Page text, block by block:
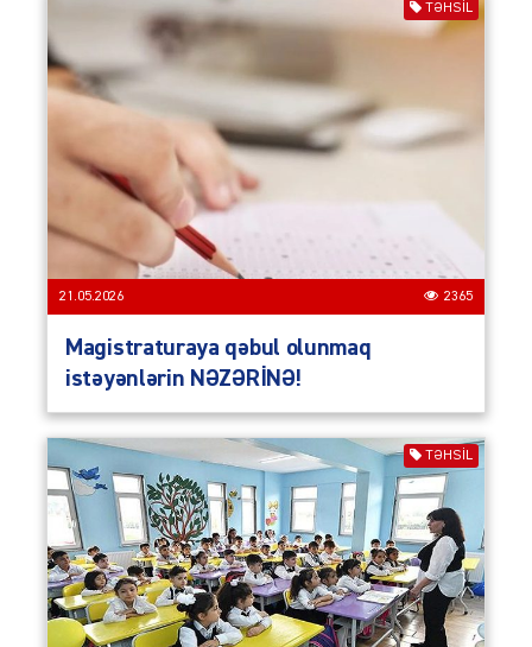
TƏHSIL
21.05.2026 2365
Magistraturaya qəbul olunmaq
istəyənlərin NƏZƏRİNƏ!
TƏHSIL